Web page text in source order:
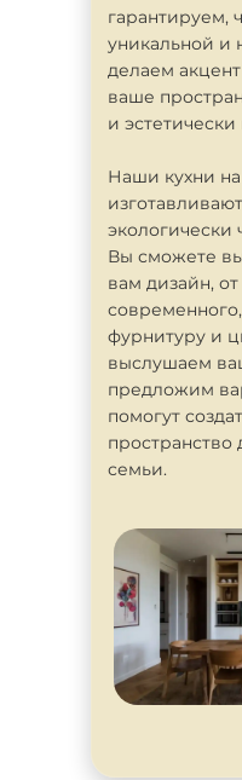
гарантируем,
уникальной и
делаем
ваше
и
Наши кухни на
экологически
Вы сможете
вам дизайн,
фурнитуру и
выслушаем
предложим
помогут
пространство
семьи.